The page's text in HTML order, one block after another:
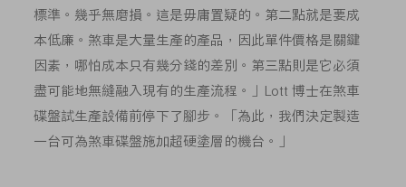
標準。幾乎無磨損。這是毋庸置疑的。第二點就是要成
本低廉。煞車是大量生產的產品，因此單件價格是關鍵
因素，哪怕成本只有幾分錢的差別。第三點則是它必須
盡可能地無縫融入現有的生產流程。」Lott 博士在煞車
碟盤試生產設備前停下了腳步。「為此，我們決定製造
一台可為煞車碟盤施加超硬塗層的機台。」